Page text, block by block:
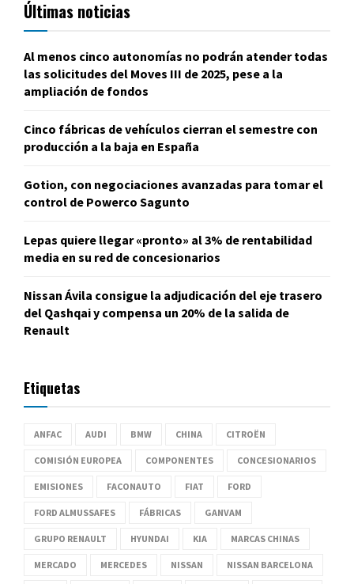
Últimas noticias
Al menos cinco autonomías no podrán atender todas
las solicitudes del Moves III de 2025, pese a la
ampliación de fondos
Cinco fábricas de vehículos cierran el semestre con
producción a la baja en España
Gotion, con negociaciones avanzadas para tomar el
control de Powerco Sagunto
Lepas quiere llegar «pronto» al 3% de rentabilidad
media en su red de concesionarios
Nissan Ávila consigue la adjudicación del eje trasero
del Qashqai y compensa un 20% de la salida de
Renault
Etiquetas
ANFAC AUDI BMW CHINA CITROËN
COMISIÓN EUROPEA COMPONENTES CONCESIONARIOS
EMISIONES FACONAUTO FIAT FORD
FORD ALMUSSAFES FÁBRICAS GANVAM
GRUPO RENAULT HYUNDAI KIA MARCAS CHINAS
MERCADO MERCEDES NISSAN NISSAN BARCELONA